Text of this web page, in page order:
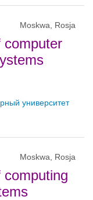
Moskwa, Rosja
computer
университет
Moskwa, Rosja
computing